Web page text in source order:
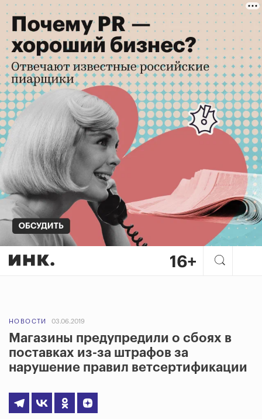
НОВОСТИ 03.06.2019
Магазины предупредили о сбоях в
поставках из-за штрафов за
нарушение правил ветсертификации